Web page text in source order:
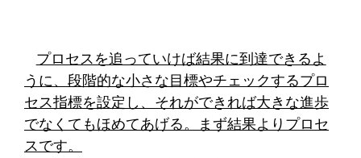
プロセスを追っていけば結果に到達できるよ
うに、段階的な小さな目標やチェックするプロ
セス指標を設定し、それができれば大きな進歩
でなくてもほめてあげる。まず結果よりプロセ
スです。